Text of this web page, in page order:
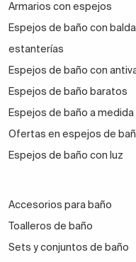
Armarios con espejos
Espejos de baño con
estanterías
Espejos de baño con
Espejos de baño baratos
Espejos de baño a medida
Ofertas en espejos de
Espejos de baño con luz
Accesorios para baño
Toalleros de baño
Sets y conjuntos de baño